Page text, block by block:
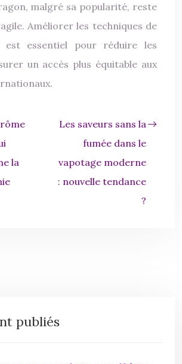
malgré sa popularité, reste
Améliorer les techniques de
est essentiel pour réduire les
un accès plus équitable aux
la
Les saveurs sans la
fumée dans le
vapotage moderne
: nouvelle tendance
?
publiés